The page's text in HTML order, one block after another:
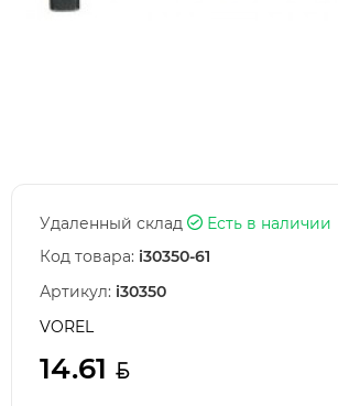
Удаленный склад
Есть в наличии
Код товара: i30350-61
Артикул: i30350
VOREL
14.61